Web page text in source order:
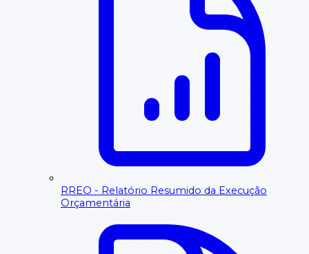
RREO - Relatório Resumido da Execução
Orçamentária